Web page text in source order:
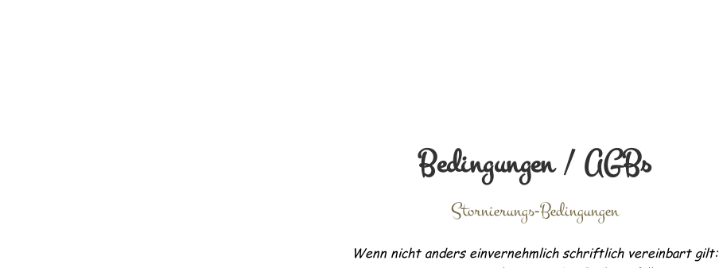
Bedingungen / AGBs
Stornierungs-Bedingungen
Wenn nicht anders einvernehmlich schriftlich vereinbart gilt: